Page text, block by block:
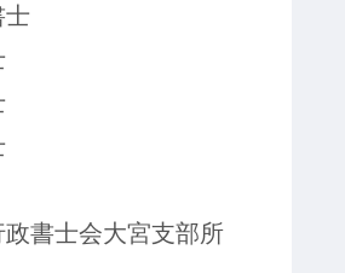
士
政書士会大宮支部所